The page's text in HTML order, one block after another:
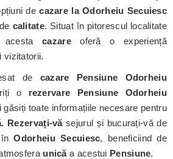
decazare la Odorheiu Secuiesc
calitate. Situat în pitorescul localitate
acesta cazareoferă o experiență
vizitatorii.
de cazare Pensiune Odorheiu
o rezervare Pensiune Odorheiu
găsiți toate informațiile necesare pentru
Rezervați-văsejurul și bucurați-vă de
Odorheiu Secuiesc, beneficiind de
unicăa acestui Pensiune.